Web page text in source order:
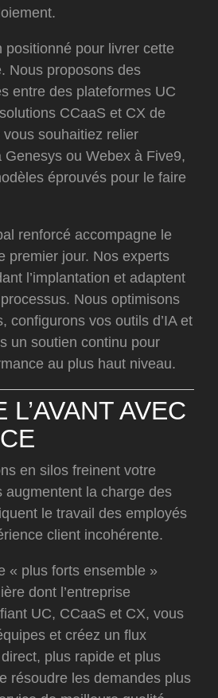
positionné pour livrer cette
Nous proposons des
entre des plateformes UC
CCaaS et CX de
souhaitiez relier
Genesys ou Webex à Five9,
éprouvés pour le faire
renforcé accompagne le
premier jour. Nos experts
l’implantation et adaptent
Nous optimisons
configurons vos outils d’IA et
un soutien continu pour
au plus haut niveau.
AVEC
en silos freinent votre
augmentent la charge des
le travail des employés
client incohérente.
« plus forts ensemble »
dont l’entreprise
UC, CCaaS et CX, vous
et créez un flux
plus rapide et plus
résoudre les demandes plus